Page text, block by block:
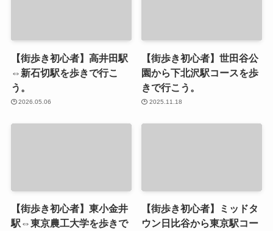
【街歩き初心者】高井田駅
⇔新石切駅を歩きで行こ
う。
2026.05.06
【街歩き初心者】世田谷公
園から下北沢駅コースを歩
きで行こう。
2025.11.18
【街歩き初心者】東小金井
駅⇔東京農工大学を歩きで
【街歩き初心者】ミッドタ
ウン日比谷から東京駅コー